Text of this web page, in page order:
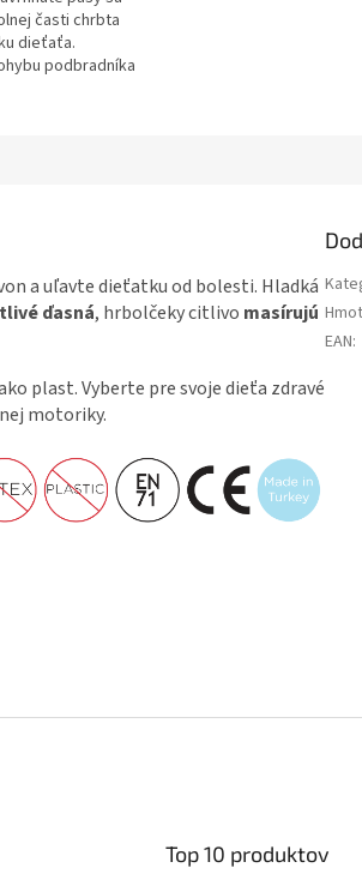
časti chrbta
dieťaťa.
podbradníka
a uľavte dieťatku od bolesti. Hladká
ďasná, hrbolčeky citlivo masírujú
plast. Vyberte pre svoje dieťa zdravé
motoriky.
EAN:
Top 10 produktov